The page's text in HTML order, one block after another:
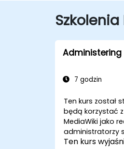
Administering
7 godzin
Ten kurs został
będą korzystać
MediaWiki jako
administratorzy
Ten kurs